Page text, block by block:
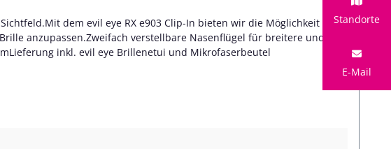
dem evil eye RX e903 Clip-In bieten wir die Möglichkeit Ihre
anzupassen.Zweifach verstellbare Nasenflügel für breitere und
inkl. evil eye Brillenetui und Mikrofaserbeutel
Standorte
E-Mail